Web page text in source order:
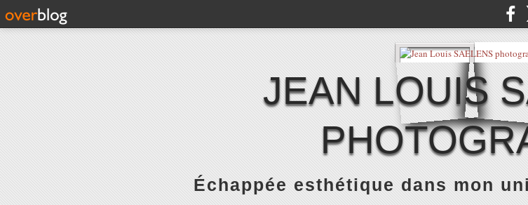
JEAN LOUIS
Échappée esthétique dans mon